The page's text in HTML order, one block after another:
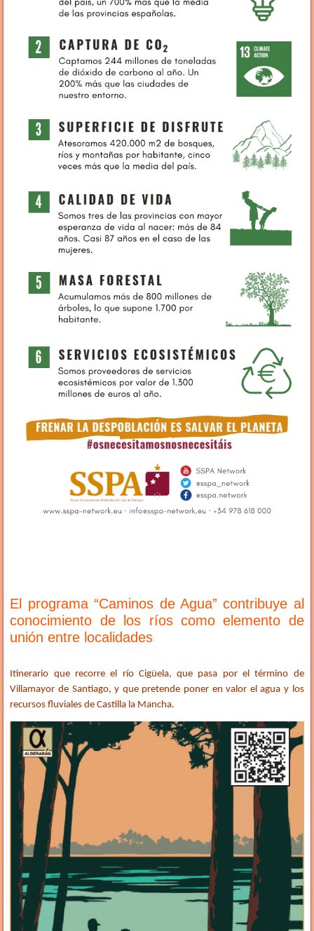
El programa “Caminos de Agua” contribuye al
conocimiento de los ríos como elemento de
unión entre localidades
Itinerario que recorre el río Cigüela, que pasa por el término de
Villamayor de Santiago, y que pretende poner en valor el agua y los
recursos fluviales de Castilla la Mancha.